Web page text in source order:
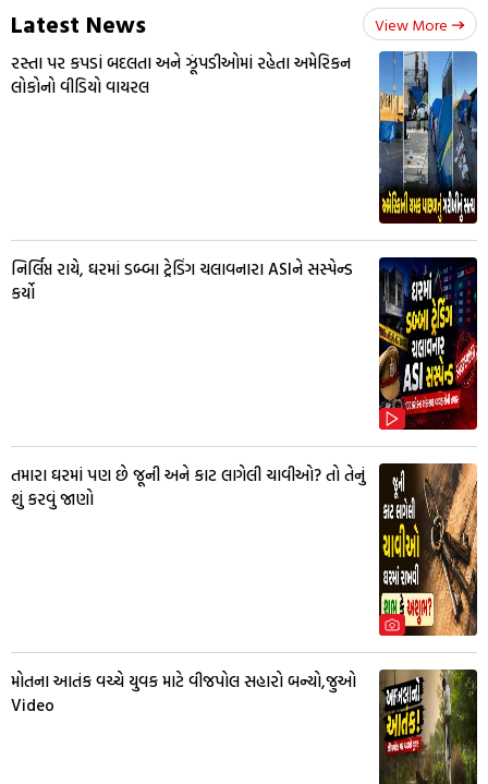
Latest News View More
રસ્તા પર કપડાં બદલતા અને ઝૂંપડીઓમાં રહેતા અમેરિકન
લોકોનો વીડિયો વાયરલ
નિર્લિપ્ત રાયે, ઘરમાં ડબ્બા ટ્રેડિંગ ચલાવનારા ASIને સસ્પેન્ડ
કર્યો
તમારા ઘરમાં પણ છે જૂની અને કાટ લાગેલી ચાવીઓ? તો તેનું
શું કરવું જાણો
મોતના આતંક વચ્ચે યુવક માટે વીજપોલ સહારો બન્યો,જુઓ
Video